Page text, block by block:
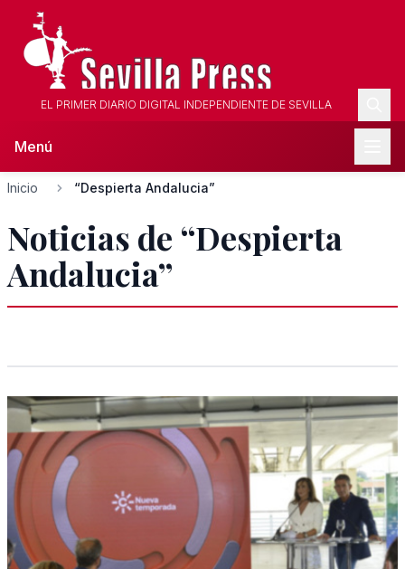
EL PRIMER DIARIO DIGITAL INDEPENDIENTE DE SEVILLA
Menú
Inicio “Despierta Andalucia”
Noticias de “Despierta
Andalucia”